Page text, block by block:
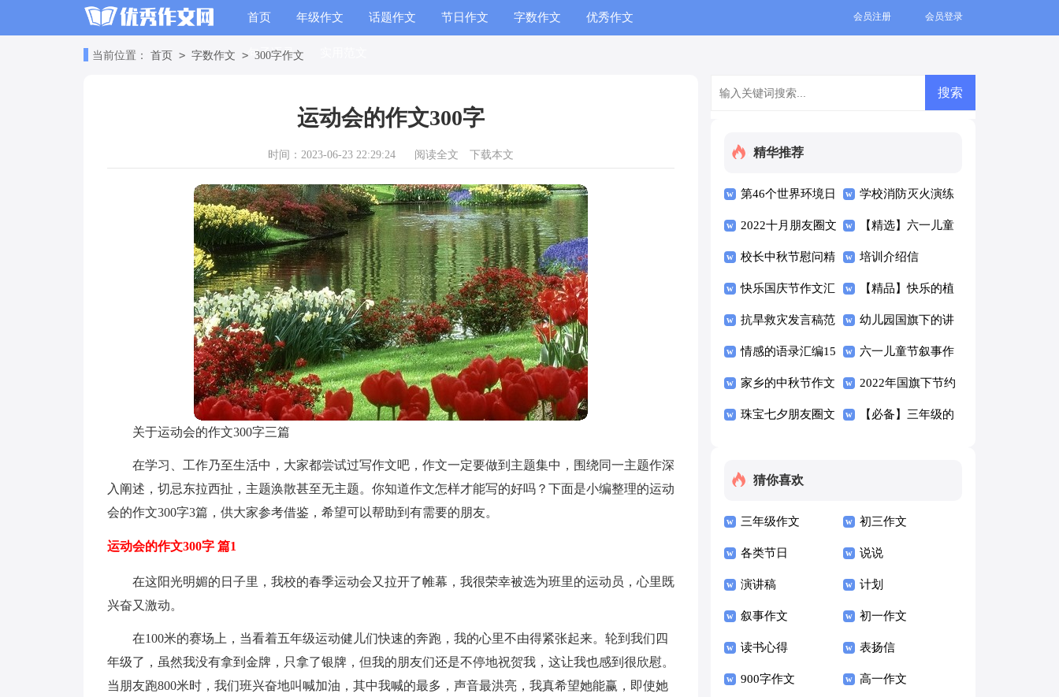
首页 年级作文 话题作文 节日作文 字数作文 优秀作文
句子语录
会员登录
会员注册
当前位置： 首页 > 字数作文 > 300字作文
运动会的作文300字
时间：2023-06-23 22:29:24 阅读全文 下载本文
关于运动会的作文300字三篇
在学习、工作乃至生活中，大家都尝试过写作文吧，作文一定要做到主题集中，围绕同一主题作深
入阐述，切忌东拉西扯，主题涣散甚至无主题。你知道作文怎样才能写的好吗？下面是小编整理的运动
会的作文300字3篇，供大家参考借鉴，希望可以帮助到有需要的朋友。
运动会的作文300字 篇1
在这阳光明媚的日子里，我校的春季运动会又拉开了帷幕，我很荣幸被选为班里的运动员，心里既
兴奋又激动。
在100米的赛场上，当看着五年级运动健儿们快速的奔跑，我的心里不由得紧张起来。轮到我们四
年级了，虽然我没有拿到金牌，只拿了银牌，但我的朋友们还是不停地祝贺我，这让我也感到很欣慰。
当朋友跑800米时，我们班兴奋地叫喊加油，其中我喊的最多，声音最洪亮，我真希望她能赢，即使她
精华推荐
第46个世界环境日
国旗下讲话稿通用
学校消防灭火演练
方案范文（通用8
篇）
2022十月朋友圈文
案（精选50句）
【精选】六一儿童
节的作文四篇
校长中秋节慰问精
彩讲话稿（通用8
篇）
培训介绍信
快乐国庆节作文汇
编7篇
【精品】快乐的植
树节作文七篇
抗旱救灾发言稿范
文（通用6篇）
幼儿园国旗下的讲
话稿（精选17篇）
情感的语录汇编15
篇
六一儿童节叙事作
文13篇
家乡的中秋节作文
15篇
2022年国旗下节约
粮食讲话稿（精选
珠宝七夕朋友圈文 【必备】三年级的
猜你喜欢
三年级作文 初三作文
各类节日 说说
演讲稿 计划
叙事作文 初一作文
读书心得 表扬信
900字作文 高一作文